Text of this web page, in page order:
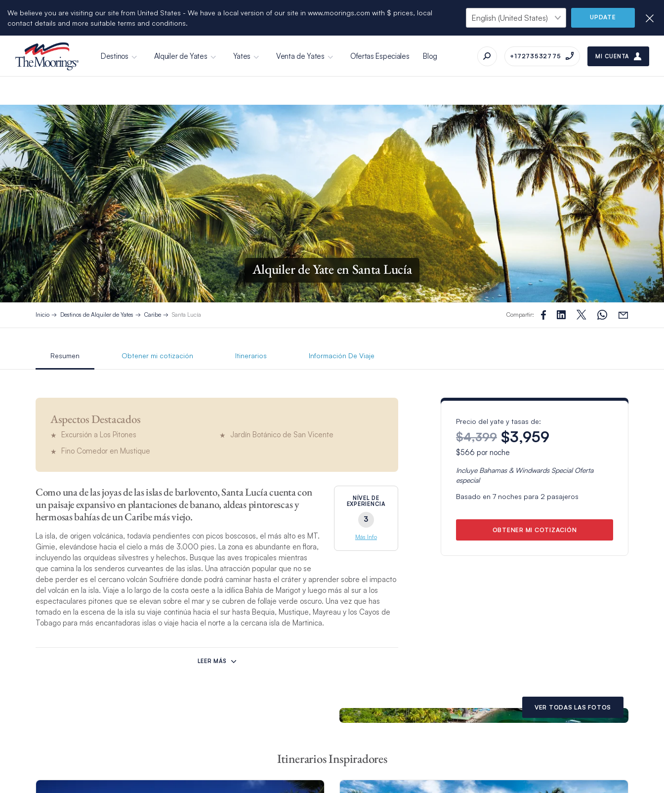
We believe you are visiting our site from United States - We have a local version of our site in www.moorings.com with $ prices, local
contact details and more suitable terms and conditions.
UPDATE
Destinos Alquiler de Yates Yates Venta de Yates Ofertas Especiales Blog +17273532775 MI CUENTA
Alquiler de Yate en Santa Lucía
Inicio Destinos de Alquiler de Yates Caribe Santa Lucía Compartir:
Resumen Obtener mi cotización Itinerarios Información De Viaje
Aspectos Destacados
Excursión a Los Pitones
Fino Comedor en Mustique
Jardín Botánico de San Vicente
NÍVEL DE
EXPERIENCIA
3
Más Info
Como una de las joyas de las islas de barlovento, Santa Lucía cuenta con
un paisaje expansivo en plantaciones de banano, aldeas pintorescas y
hermosas bahías de un Caribe más viejo.
La isla, de origen volcánica, todavía pendientes con picos boscosos, el más alto es MT.
Gimie, elevándose hacia el cielo a más de 3.000 pies. La zona es abundante en flora,
incluyendo las orquídeas silvestres y helechos. Busque las aves tropicales mientras
que camina la los senderos curveantes de las islas. Una atracción popular que no se
debe perder es el cercano volcán Soufriére donde podrá caminar hasta el cráter y aprender sobre el impacto
del volcán en la isla. Viaje a lo largo de la costa oeste a la idílica Bahía de Marigot y luego más al sur a los
espectaculares pitones que se elevan sobre el mar y se cubren de follaje verde oscuro. Una vez que has
tomado en la escena de la isla su viaje continúa hacia el sur hasta Bequia, Mustique, Mayreau y los Cayos de
Tobago para más encantadoras islas o viaje hacia el norte a la cercana isla de Martinica.
Aspectos Resaltantes de Santa Lucia
Ya sea que usted esté disfrutando de las vistas de Santa Lucia desde la cubierta de su yate alquilado, o esté
Cuando usted no está cortando a través de las olas en su yate, puede que desee aprovechar las diversas
oportunidades de excursiones en tierra, hacer senderismo, ir de compras o simplemente disfrutar de su
Formando el límite oriental del mar Caribe, la orientación del norte a sur de las islas de barlovento significa
rápido en los pasajes más largos entre algunas de las islas. El mejor tiempo para un alquiler de barcos en
LEER MÁS
Precio del yate y tasas de:
$4,399 $3,959
$566 por noche
Incluye Bahamas & Windwards SpecialOferta
especial
Basado en 7 noches para 2 pasajeros
OBTENER MI COTIZACIÓN
VER TODAS LAS FOTOS
Itinerarios Inspiradores